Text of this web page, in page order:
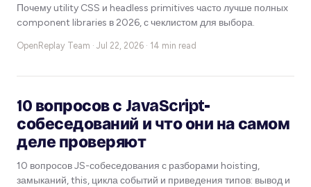
Почему utility CSS и headless primitives часто лучше полных
component libraries в 2026, с чеклистом для выбора.
OpenReplay Team · Jul 22, 2026 · 14 min read
10 вопросов с JavaScript-
собеседований и что они на самом
деле проверяют
10 вопросов JS-собеседования с разборами hoisting,
замыканий, this, цикла событий и приведения типов: вывод и